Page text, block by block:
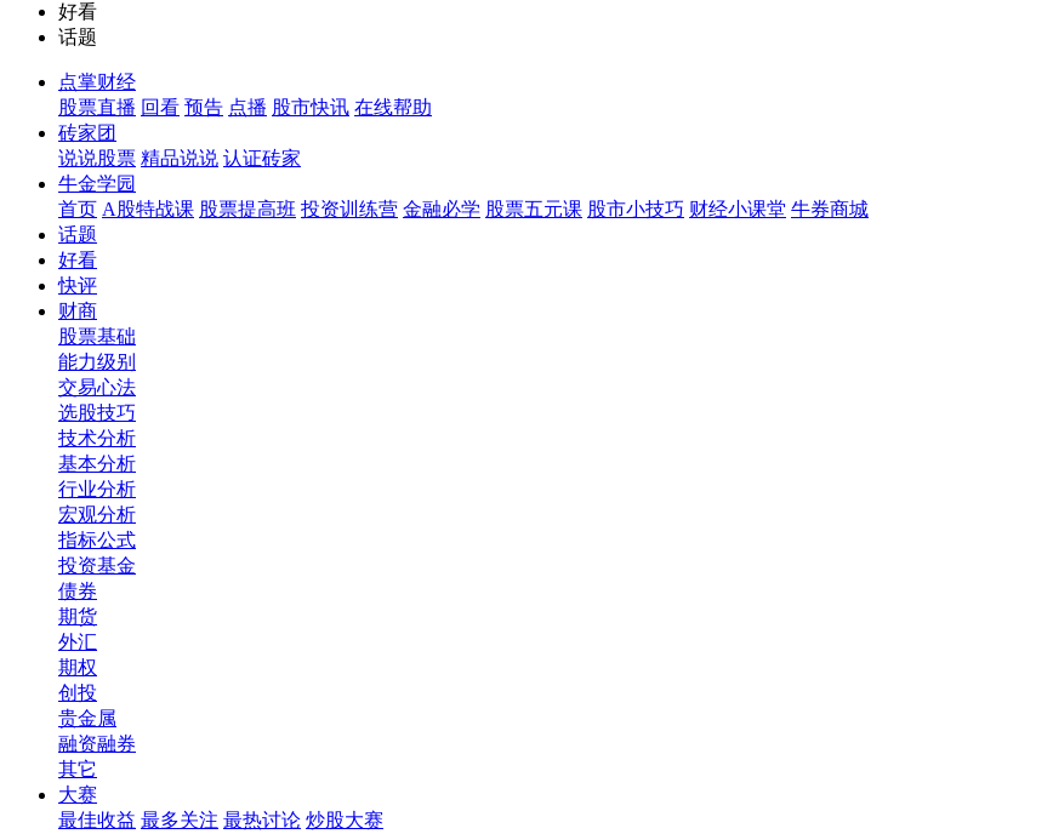
好看
话题
点掌财经
股票直播 回看 预告 点播 股市快讯 在线帮助
砖家团
说说股票 精品说说 认证砖家
牛金学园
首页 A股特战课 股票提高班 投资训练营 金融必学 股票五元课 股市小技巧 财经小课堂 牛券商城
话题
好看
快评
财商
股票基础
能力级别
交易心法
选股技巧
技术分析
基本分析
行业分析
宏观分析
指标公式
投资基金
债券
期货
外汇
期权
创投
贵金属
融资融券
其它
大赛
最佳收益 最多关注 最热讨论 炒股大赛